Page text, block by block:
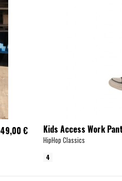
49,00 € Kids Access Work
HipHop Classics
4